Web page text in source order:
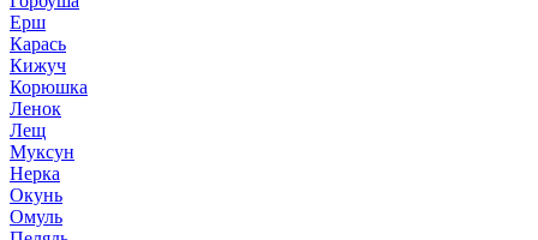
Ерш
Карась
Кижуч
Корюшка
Ленок
Лещ
Муксун
Нерка
Окунь
Омуль